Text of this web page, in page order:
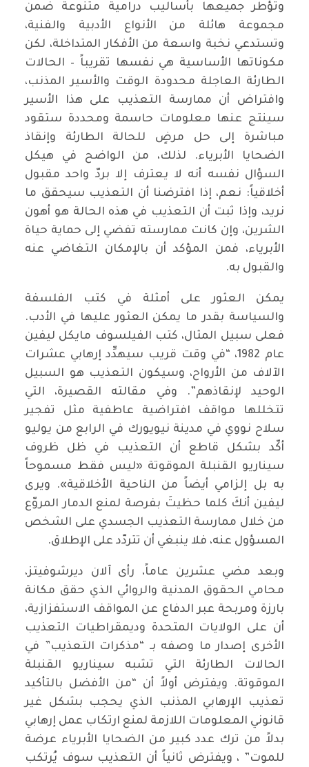
وتؤطر جميعها بأساليب درامية متنوعة ضمن
مجموعة هائلة من الأنواع الأدبية والفنية،
وتستدعي نخبة واسعة من الأفكار المتداخلة، لكن
مكوناتها الأساسية هي نفسها تقريباً – الحالات
الطارئة العاجلة محدودة الوقت والأسير المذنب،
وافتراض أن ممارسة التعذيب على هذا الأسير
سينتج عنها معلومات حاسمة ومحددة ستقود
مباشرة إلى حل مرضٍ للحالة الطارئة وإنقاذ
الضحايا الأبرياء. لذلك، من الواضح في هيكل
السؤال نفسه أنه لا يعترف إلا بردّ واحد مقبول
أخلاقياً: نعم، إذا افترضنا أن التعذيب سيحقق ما
نريد، وإذا ثبت أن التعذيب في هذه الحالة هو أهون
الشرين، وإن كانت ممارسته تفضي إلى حماية حياة
الأبرياء، فمن المؤكد أن بالإمكان التغاضي عنه
والقبول به.
يمكن العثور على أمثلة في كتب الفلسفة
والسياسة بقدر ما يمكن العثور عليها في الأدب.
فعلى سبيل المثال، كتب الفيلسوف مايكل ليفين
عام 1982، “في وقت قريب سيهدِّد إرهابي عشرات
الآلاف من الأرواح، وسيكون التعذيب هو السبيل
الوحيد لإنقاذهم”. وفي مقالته القصيرة، التي
تتخللها مواقف افتراضية عاطفية مثل تفجير
سلاح نووي في مدينة نيويورك في الرابع من يوليو
أكّد بشكل قاطع أن التعذيب في ظل ظروف
سيناريو القنبلة الموقوتة «ليس فقط مسموحاً
به بل إلزامي أيضاً من الناحية الأخلاقية». ويرى
ليفين أنكَ كلما حظيتَ بفرصة لمنع الدمار المروّع
من خلال ممارسة التعذيب الجسدي على الشخص
المسؤول عنه، فلا ينبغي أن تتردّد على الإطلاق.
وبعد مضي عشرين عاماً، رأى آلان ديرشوفيتز،
محامي الحقوق المدنية والروائي الذي حقق مكانة
بارزة ومربحة عبر الدفاع عن المواقف الاستفزازية،
أن على الولايات المتحدة وديمقراطيات التعذيب
الأخرى إصدار ما وصفه بـ “مذكرات التعذيب” في
الحالات الطارئة التي تشبه سيناريو القنبلة
الموقوتة. ويفترض أولاً أن “من الأفضل بالتأكيد
تعذيب الإرهابي المذنب الذي يحجب بشكل غير
قانوني المعلومات اللازمة لمنع ارتكاب عمل إرهابي
بدلاً من ترك عدد كبير من الضحايا الأبرياء عرضة
للموت” ، ويفترض ثانياً أن التعذيب سوف يُرتكب